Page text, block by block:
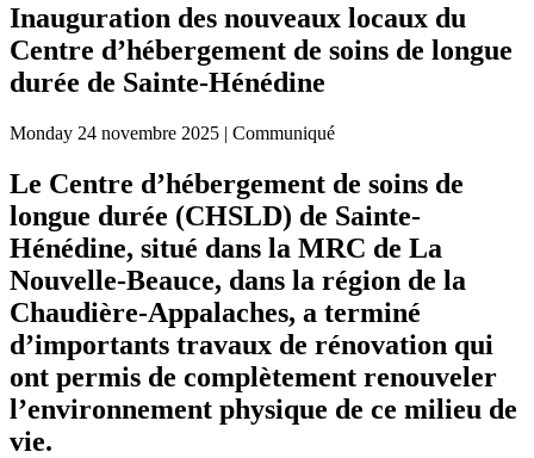
Inauguration des nouveaux locaux du
Centre d’hébergement de soins de longue
durée de Sainte-Hénédine
Monday 24 novembre 2025 | Communiqué
Le Centre d’hébergement de soins de
longue durée (CHSLD) de Sainte-
Hénédine, situé dans la MRC de La
Nouvelle-Beauce, dans la région de la
Chaudière-Appalaches, a terminé
d’importants travaux de rénovation qui
ont permis de complètement renouveler
l’environnement physique de ce milieu de
vie.